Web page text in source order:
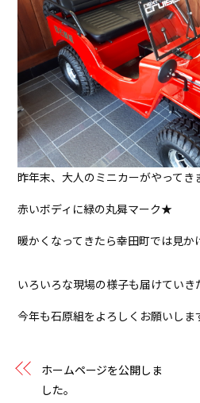
昨年末、大人のミニカーがやってき
赤いボディに緑の丸曻マーク★
暖かくなってきたら幸田町では見か
いろいろな現場の様子も届けていき
今年も石原組をよろしくお願いしま
ホームページを公開しま
した。